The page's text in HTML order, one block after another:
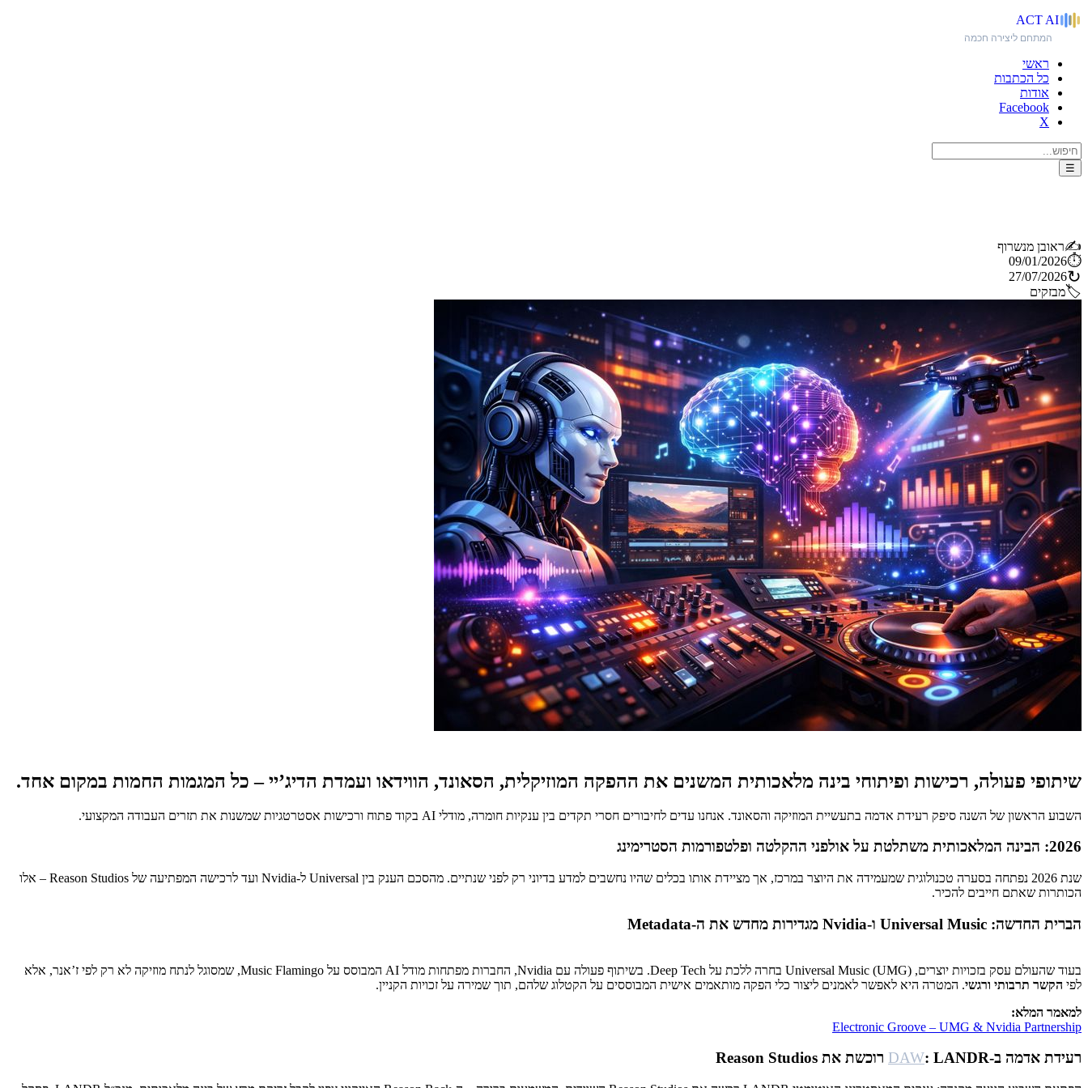
ACT AI
המתחם ליצירה חכמה
ראשי
כל הכתבות
אודות
Facebook
X
☰
✍️ראובן מנשרוף
⏱️
09/01/2026
↻
27/07/2026
🏷️מבזקים
שיתופי פעולה, רכישות ופיתוחי בינה מלאכותית המשנים את ההפקה המוזיקלית, הסאונד, הווידאו ועמדת הדיג’יי – כל המגמות החמות במקום אחד.
השבוע הראשון של השנה סיפק רעידת אדמה בתעשיית המוזיקה והסאונד. אנחנו עדים לחיבורים חסרי תקדים בין ענקיות חומרה, מודלי AI בקוד פתוח ורכישות אסטרטגיות שמשנות את תזרים העבודה המקצועי.
2026: הבינה המלאכותית משתלטת על אולפני ההקלטה ופלטפורמות הסטרימינג
שנת 2026 נפתחה בסערה טכנולוגית שמעמידה את היוצר במרכז, אך מציידת אותו בכלים שהיו נחשבים למדע בדיוני רק לפני שנתיים. מהסכם הענק בין Universal ל-Nvidia ועד לרכישה המפתיעה של Reason Studios – אלו
הכותרות שאתם חייבים להכיר.
הברית החדשה: Universal Music ו-Nvidia מגדירות מחדש את ה-Metadata
בעוד שהעולם עסק בזכויות יוצרים, Universal Music (UMG) בחרה ללכת על Deep Tech. בשיתוף פעולה עם Nvidia, החברות מפתחות מודל AI המבוסס על Music Flamingo, שמסוגל לנתח מוזיקה לא רק לפי ז’אנר, אלא
לפי הקשר תרבותי ורגשי. המטרה היא לאפשר לאמנים ליצור כלי הפקה מותאמים אישית המבוססים על הקטלוג שלהם, תוך שמירה על זכויות הקניין.
למאמר המלא:
Electronic Groove – UMG & Nvidia Partnership
רעידת אדמה ב- DAW: LANDR רוכשת את Reason Studios